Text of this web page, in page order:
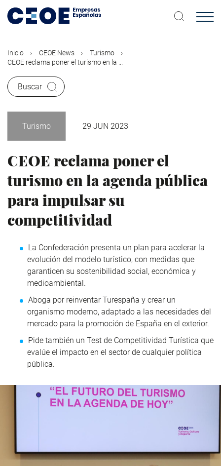
contenido
Inicio CEOE News
Turismo
CEOE reclama poner el turismo en la ...
Buscar
Turismo 29 JUN 2023
CEOE reclama poner el
turismo en la agenda pública
para impulsar su
competitividad
La Confederación presenta un plan para acelerar la
evolución del modelo turístico, con medidas que
garanticen su sostenibilidad social, económica y
medioambiental.
Aboga por reinventar Turespaña y crear un
organismo moderno, adaptado a las necesidades del
mercado para la promoción de España en el exterior.
Pide también un Test de Competitividad Turística que
evalúe el impacto en el sector de cualquier política
pública.